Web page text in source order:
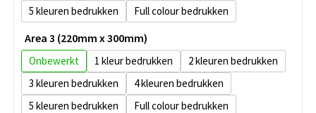
5
Full colour
Area 3 (220mm x 300mm)
Onbewerkt 1
2
3
4
5
Full colour